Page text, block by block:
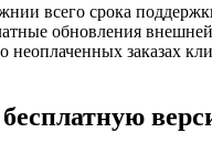
всего срока
обновления
неоплаченных заказах